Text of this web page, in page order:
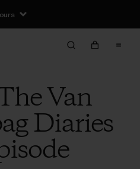
Van
Diaries